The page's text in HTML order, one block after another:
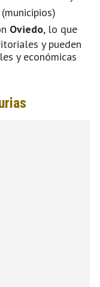
Oviedo, lo que
y pueden
y económicas